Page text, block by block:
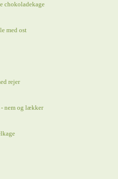
chokoladekage
med ost
rejer
nem og lækker